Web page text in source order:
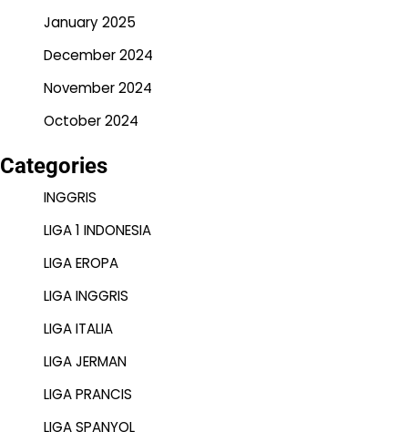
January 2025
December 2024
November 2024
October 2024
Categories
INGGRIS
LIGA 1 INDONESIA
LIGA EROPA
LIGA INGGRIS
LIGA ITALIA
LIGA JERMAN
LIGA PRANCIS
LIGA SPANYOL